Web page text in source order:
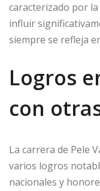
caracterizado por
influir
siempre se refleja
Logros
con
La carrera de Pele
varios logros
nacionales y